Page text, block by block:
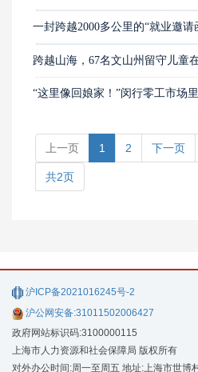
跨越山海，67名文山州留守儿童
上一页 1 2 下一页
共2页
沪ICP备2021016245号-2
沪公网安备:31011502006427
政府网站标识码:3100000115
上海市人力资源和社会保障局 版权所有
对外办公时间:周一至周五 地址:上海市世博